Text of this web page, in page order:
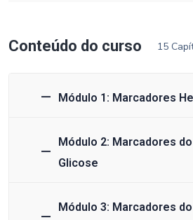
Conteúdo do curso 15
Módulo 1: Marcadores
Módulo 2: Marcadores
Glicose
Módulo 3: Marcadores